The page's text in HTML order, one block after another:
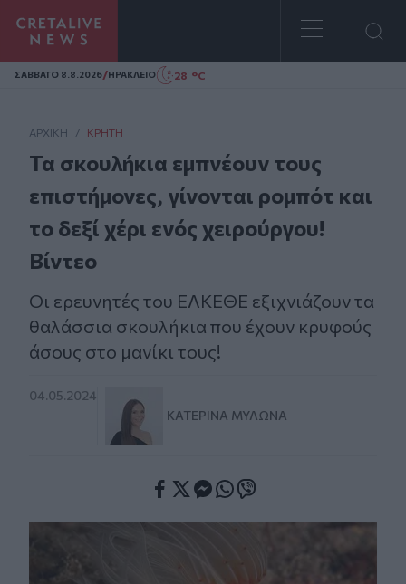
Homepage
ΣAΒΒΑΤΟ 8.8.2026/ΗΡΑΚΛΕΙΟ 28 °C
ΑΡΧΙΚΗ / ΚΡΉΤΗ
Τα σκουλήκια εμπνέουν τους
επιστήμονες, γίνονται ρομπότ και
το δεξί χέρι ενός χειρούργου!
Βίντεο
Οι ερευνητές του ΕΛΚΕΘΕ εξιχνιάζουν τα
θαλάσσια σκουλήκια που έχουν κρυφούς
άσους στο μανίκι τους!
04.05.2024
ΚΑΤΕΡΊΝΑ ΜΥΛΩΝΆ